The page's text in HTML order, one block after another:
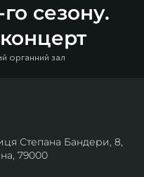
сезону.
органний зал
Степана Бандери, 8,
79000